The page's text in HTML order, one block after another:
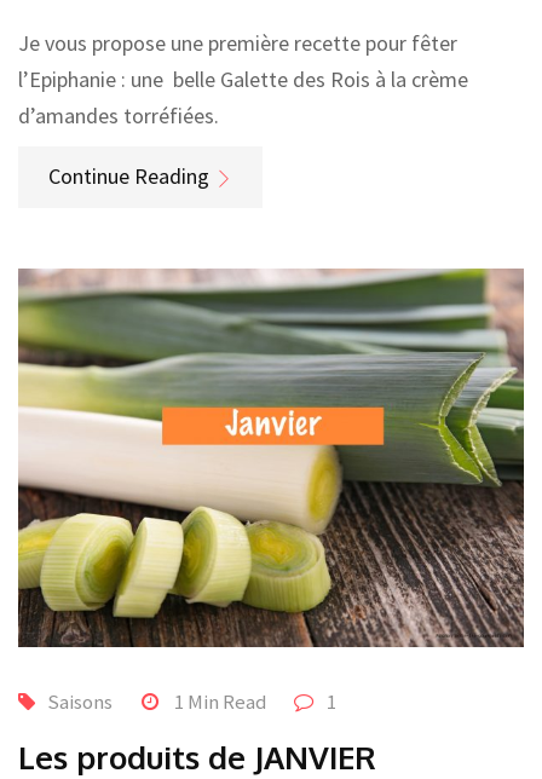
Je vous propose une première recette pour fêter
l’Epiphanie : une belle Galette des Rois à la crème
d’amandes torréfiées.
Continue Reading
Saisons 1 Min Read 1
Les produits de JANVIER